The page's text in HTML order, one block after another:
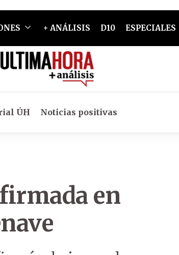
+ ANÁLISIS D10 ESPECIALES
ÚH Noticias positivas
en